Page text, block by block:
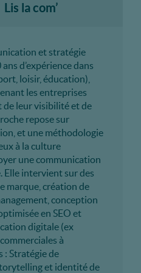
Lis la com’
et stratégie
d’expérience dans
loisir, éducation),
les entreprises
de leur visibilité et de
repose sur
et une méthodologie
à la culture
une communication
Elle intervient sur des
marque, création de
conception
en SEO et
digitale (ex
à
: Stratégie de
et identité de